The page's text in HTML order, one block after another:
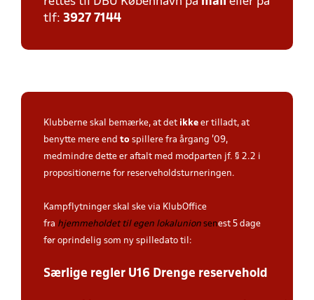
tlf: 3927 7144
Klubberne skal bemærke, at det ikke er tilladt, at
benytte mere end to spillere fra årgang '09,
medmindre dette er aftalt med modparten jf. § 2.2 i
propositionerne for reserveholdsturneringen.
Kampflytninger skal ske via KlubOffice
fra hjemmeholdet til egen lokalunion senest 5 dage
før oprindelig som ny spilledato til:
Særlige regler U16 Drenge reservehold